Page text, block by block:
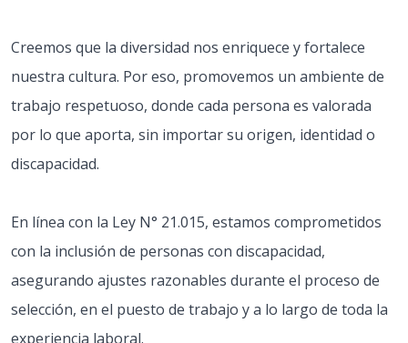
Creemos que la diversidad nos enriquece y fortalece
nuestra cultura. Por eso, promovemos un ambiente de
trabajo respetuoso, donde cada persona es valorada
por lo que aporta, sin importar su origen, identidad o
discapacidad.
En línea con la Ley N° 21.015, estamos comprometidos
con la inclusión de personas con discapacidad,
asegurando ajustes razonables durante el proceso de
selección, en el puesto de trabajo y a lo largo de toda la
experiencia laboral.